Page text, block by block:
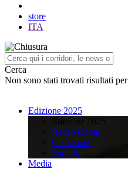
store
ITA
Cerca
Non sono stati trovati risultati
Edizione 2025
Recap Corsa
Classifiche
Squadre
Media